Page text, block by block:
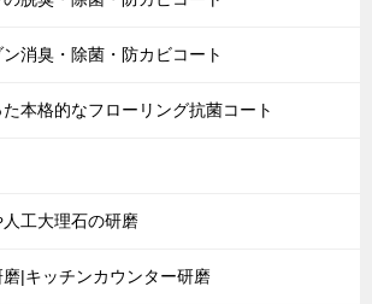
消臭・除菌・防カビコート
本格的なフローリング抗菌コート
工大理石の研磨
|キッチンカウンター研磨